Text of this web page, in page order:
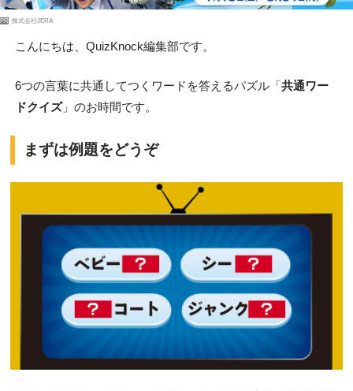
PR 株式会社JERA
こんにちは、QuizKnock編集部です。
6つの言葉に共通してつくワードを答えるパズル「共通ワー
ドクイズ」のお時間です。
まずは例題をどうぞ